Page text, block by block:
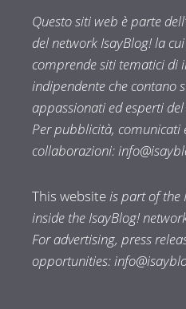
Questo siti web è parte dell’
del network IsayBlog! la
comprende siti tematici di
indipendente che contano
appassionati ed esperti del
Per pubblicità, comunicati
collaborazioni:
This websiteis part of the
inside the IsayBlog!
For advertising, press
opportunities: